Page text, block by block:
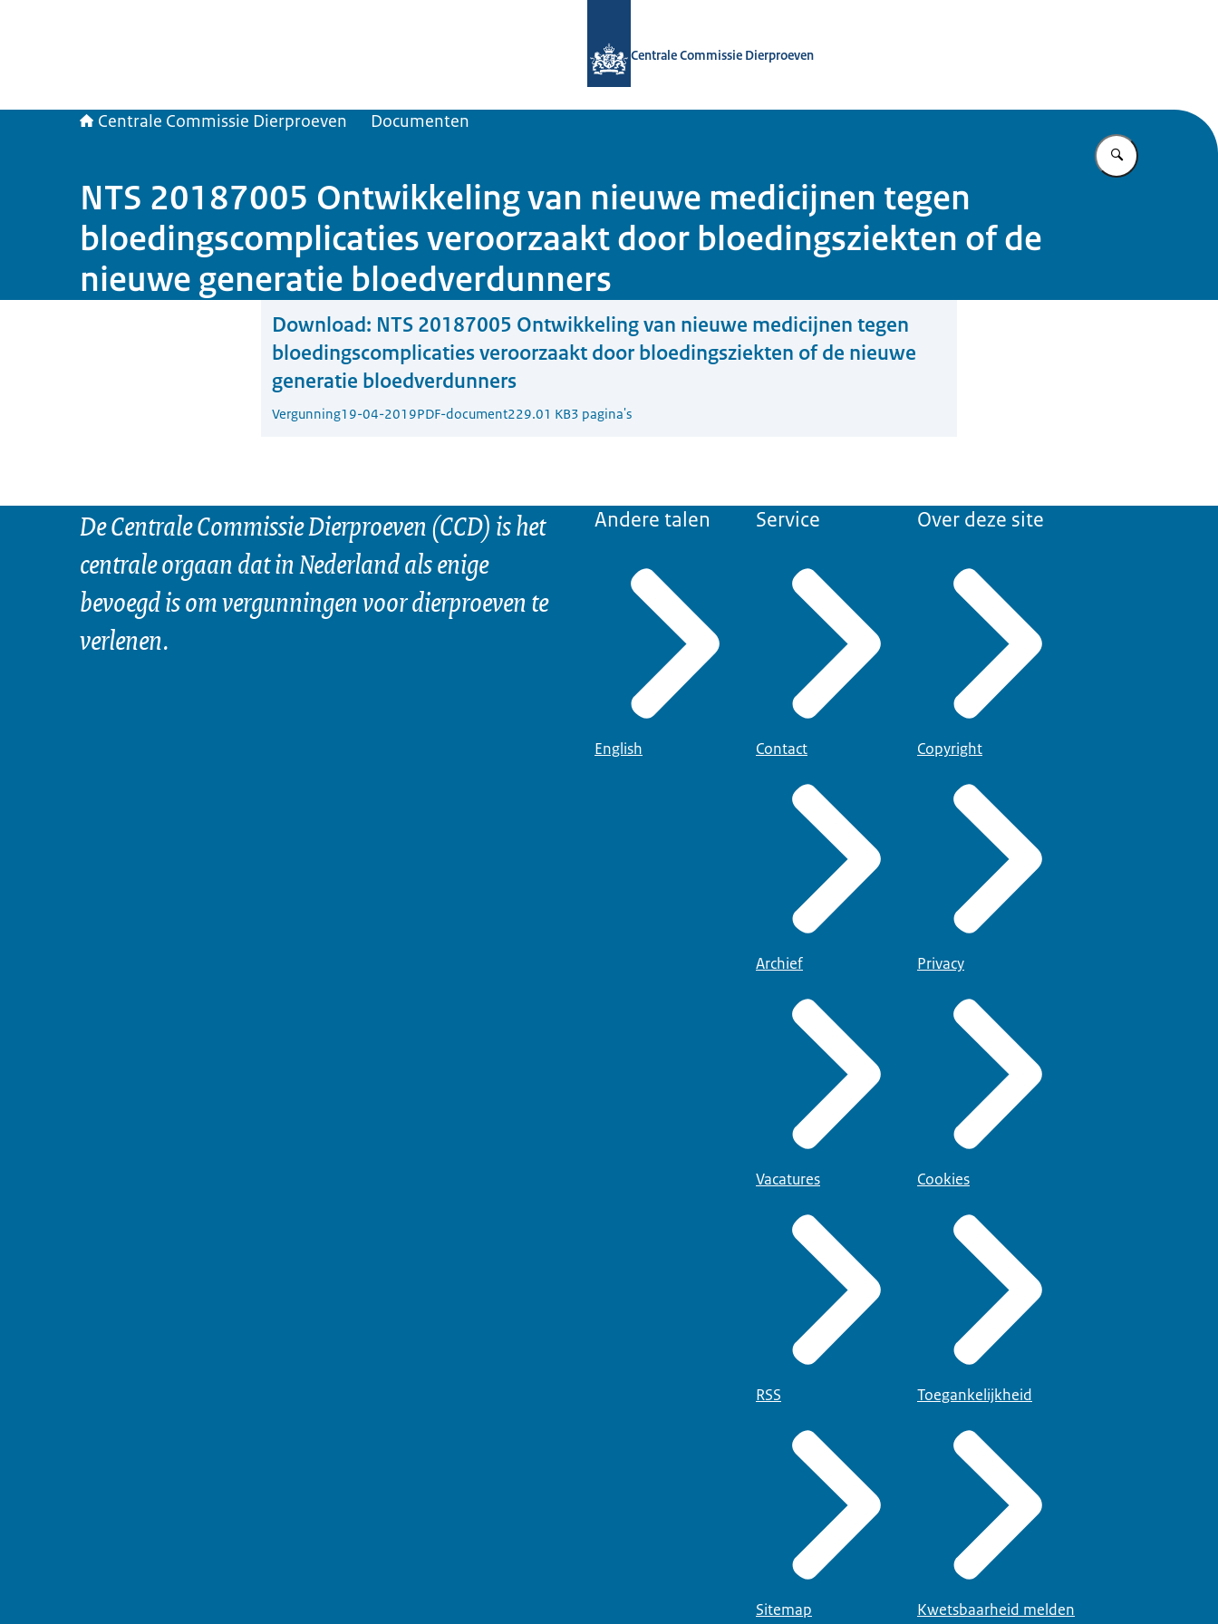
Centrale Commissie Dierproeven
Centrale Commissie Dierproeven Documenten
Vul in wat u
NTS 20187005 Ontwikkeling van nieuwe medicijnen tegen
bloedingscomplicaties veroorzaakt door bloedingsziekten of de
nieuwe generatie bloedverdunners
Download: NTS 20187005 Ontwikkeling van nieuwe medicijnen tegen
bloedingscomplicaties veroorzaakt door bloedingsziekten of de nieuwe
generatie bloedverdunners
Vergunning19-04-2019PDF-document229.01 KB3 pagina's
De Centrale Commissie Dierproeven (CCD) is het
centrale orgaan dat in Nederland als enige
bevoegd is om vergunningen voor dierproeven te
verlenen.
Andere talen
English
Service
Contact
Archief
Vacatures
RSS
Sitemap
Over deze site
Copyright
Privacy
Cookies
Toegankelijkheid
Kwetsbaarheid melden